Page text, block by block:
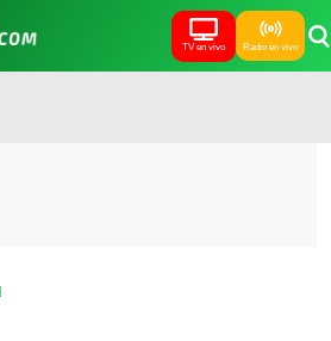
TV en vivo Radio en vivo